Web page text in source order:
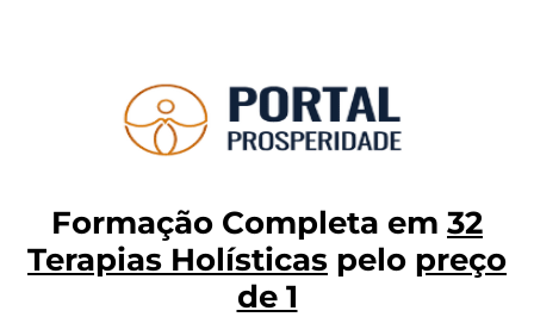
Formação Completa em 32
Terapias Holísticas pelo preço
de 1